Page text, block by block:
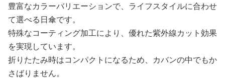
豊富なカラーバリエーションで、ライフスタイルに合わせ
て選べる日傘です。
特殊なコーティング加工により、優れた紫外線カット効果
を実現しています。
折りたたみ時はコンパクトになるため、カバンの中でもか
さばりません。